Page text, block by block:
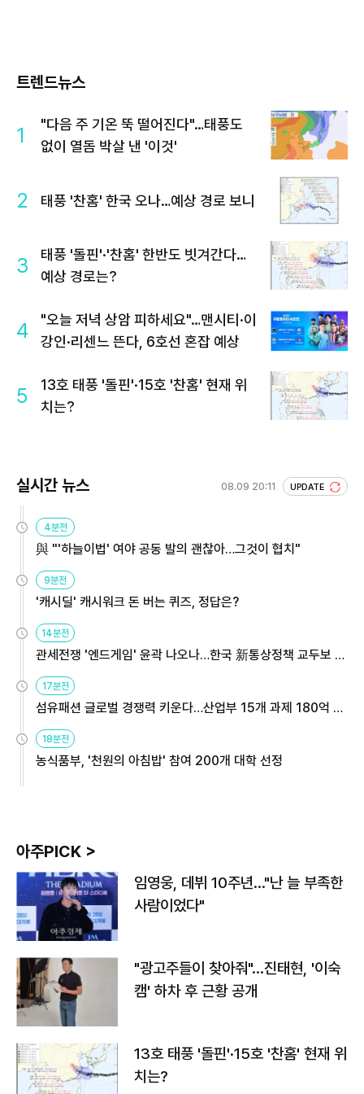
트렌드뉴스
1
"다음 주 기온 뚝 떨어진다"…태풍도
없이 열돔 박살 낸 '이것'
2 태풍 '찬홈' 한국 오나…예상 경로 보니
3
태풍 '돌핀'·'찬홈' 한반도 빗겨간다…
예상 경로는?
4
"오늘 저녁 상암 피하세요"…맨시티·이
강인·리센느 뜬다, 6호선 혼잡 예상
5
13호 태풍 '돌핀'·15호 '찬홈' 현재 위
치는?
실시간 뉴스 08.09 20:11 UPDATE
4분전
與 "'하늘이법' 여야 공동 발의 괜찮아…그것이 협치"
9분전
'캐시딜' 캐시워크 돈 버는 퀴즈, 정답은?
14분전
관세전쟁 '엔드게임' 윤곽 나오나…한국 新통상정책 교두보 활
용해야
17분전
섬유패션 글로벌 경쟁력 키운다…산업부 15개 과제 180억 지
원
18분전
농식품부, '천원의 아침밥' 참여 200개 대학 선정
아주PICK >
임영웅, 데뷔 10주년…"난 늘 부족한
사람이었다"
"광고주들이 찾아줘"…진태현, '이숙
캠' 하차 후 근황 공개
13호 태풍 '돌핀'·15호 '찬홈' 현재 위
치는?